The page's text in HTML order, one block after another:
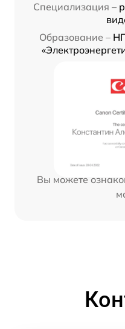
Специализация –
Образование –
Вы можете